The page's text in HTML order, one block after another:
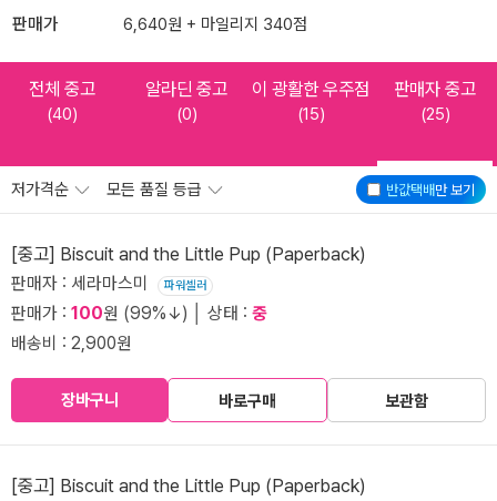
판매가 6,640원 + 마일리지 340점
전체 중고
(40)
알라딘 중고
(0)
이 광활한 우주점
(15)
판매자 중고
(25)
반값택배만 보기
저가격순 모든 품질 등급
[중고] Biscuit and the Little Pup (Paperback)
판매자 : 세라마스미 파워셀러
판매가 : 100원 (99%↓) │ 상태 : 중
배송비 : 2,900원
장바구니 바로구매 보관함
[중고] Biscuit and the Little Pup (Paperback)